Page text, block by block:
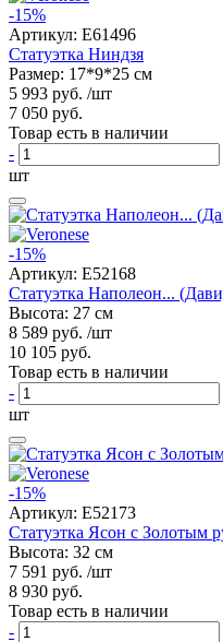
-15%
Артикул: E61496
Статуэтка Ниндзя
Размер: 17*9*25 см
5 993 руб. /шт
7 050 руб.
Товар есть в наличии
-
шт
-15%
Артикул: E52168
Статуэтка Наполеон...
Высота: 27 см
8 589 руб. /шт
10 105 руб.
Товар есть в наличии
-
шт
-15%
Артикул: E52173
Статуэтка Ясон с Золотым
Высота: 32 см
7 591 руб. /шт
8 930 руб.
Товар есть в наличии
-